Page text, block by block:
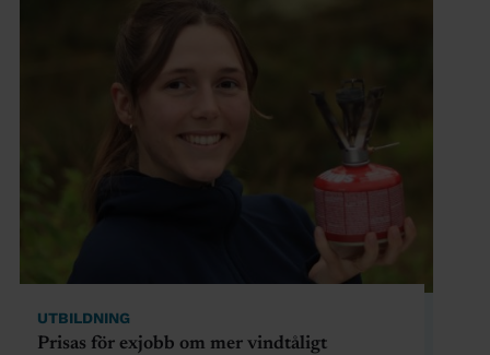
UTBILDNING
Prisas för exjobb om mer vindtåligt